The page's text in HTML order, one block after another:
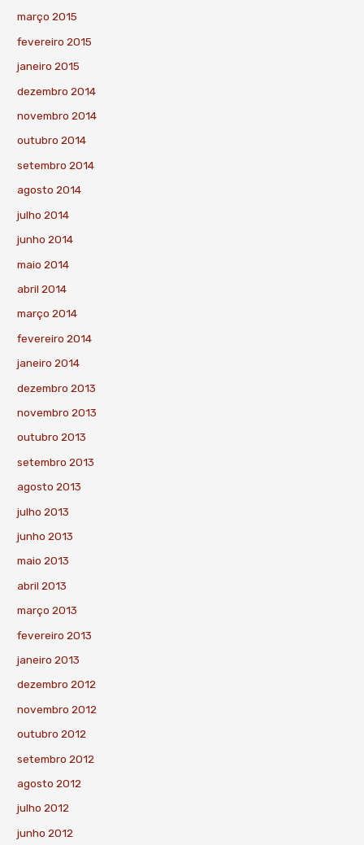
março 2015
fevereiro 2015
janeiro 2015
dezembro 2014
novembro 2014
outubro 2014
setembro 2014
agosto 2014
julho 2014
junho 2014
maio 2014
abril 2014
março 2014
fevereiro 2014
janeiro 2014
dezembro 2013
novembro 2013
outubro 2013
setembro 2013
agosto 2013
julho 2013
junho 2013
maio 2013
abril 2013
março 2013
fevereiro 2013
janeiro 2013
dezembro 2012
novembro 2012
outubro 2012
setembro 2012
agosto 2012
julho 2012
junho 2012